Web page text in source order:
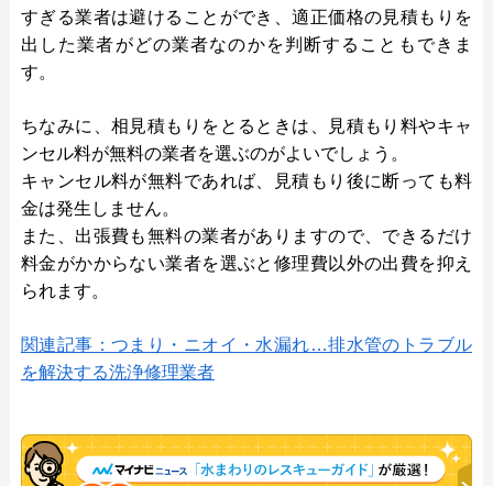
すぎる業者は避けることができ、適正価格の見積もりを
出した業者がどの業者なのかを判断することもできま
す。
ちなみに、相見積もりをとるときは、見積もり料やキャ
ンセル料が無料の業者を選ぶのがよいでしょう。
キャンセル料が無料であれば、見積もり後に断っても料
金は発生しません。
また、出張費も無料の業者がありますので、できるだけ
料金がかからない業者を選ぶと修理費以外の出費を抑え
られます。
関連記事：つまり・ニオイ・水漏れ…排水管のトラブル
を解決する洗浄修理業者